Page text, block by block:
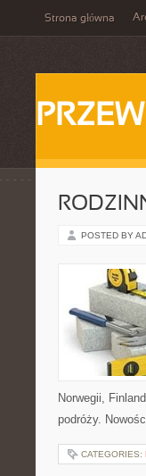
Strona główna
POSTED BY
Norwegii,
podróży.
CATEGORIES: